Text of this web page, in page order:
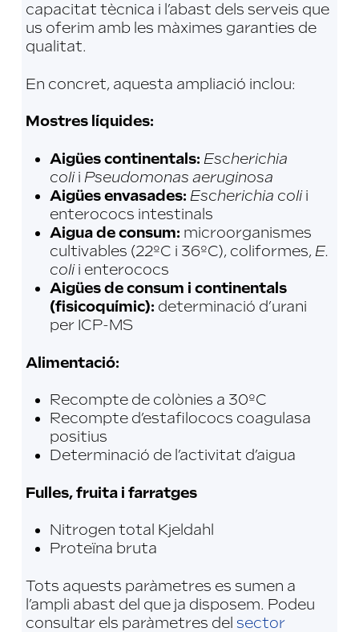
capacitat tècnica i l’abast dels serveis que
us oferim amb les màximes garanties de
qualitat.
En concret, aquesta ampliació inclou:
Mostres líquides:
Aigües continentals: Escherichia
colii Pseudomonas aeruginosa
Aigües envasades: Escherichia colii
enterococs intestinals
Aigua de consum: microorganismes
cultivables (22ºC i 36ºC), coliformes, E.
colii enterococs
Aigües de consum i continentals
(fisicoquímic): determinació d’urani
per ICP-MS
Alimentació:
Recompte de colònies a 30ºC
Recompte d’estafilococs coagulasa
positius
Determinació de l’activitat d’aigua
Fulles, fruita i farratges
Nitrogen total Kjeldahl
Proteïna bruta
Tots aquests paràmetres es sumen a
l’ampli abast del que ja disposem. Podeu
consultar els paràmetres del sector